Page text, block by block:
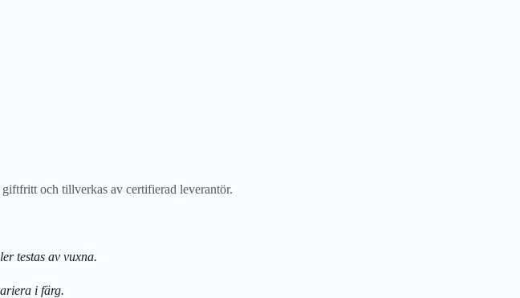
och tillverkas av certifierad leverantör.
testas av vuxna.
i färg.